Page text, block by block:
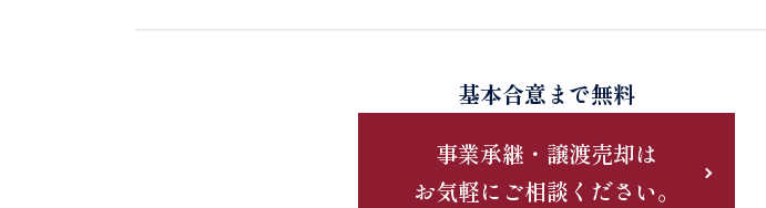
基本合意まで無料
事業承継・譲渡売却は
お気軽にご相談ください。